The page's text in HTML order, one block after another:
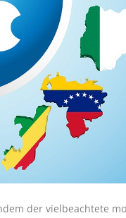
der vielbeachtete